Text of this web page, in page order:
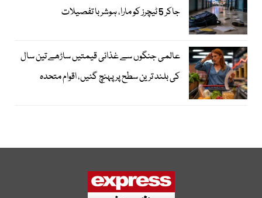
جاکر 5 ٹیچرز کو مارا، ہوشربا تفصیلات
عالمی جنگوں سے غذائی قیمتیں ساڑھے تین سال
کی بلند ترین سطح پر پہنچ گئیں، اقوام متحدہ